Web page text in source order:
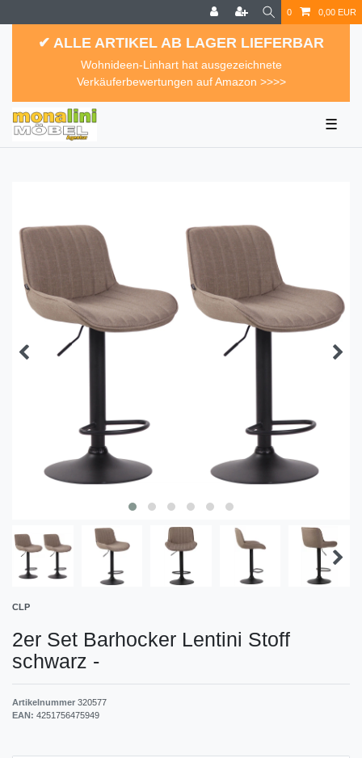
0 0,00 EUR
✔ ALLE ARTIKEL AB LAGER LIEFERBAR
Wohnideen-Linhart hat ausgezeichnete
Verkäuferbewertungen auf Amazon >>>>
☰
CLP
2er Set Barhocker Lentini Stoff
schwarz -
Artikelnummer 320577
EAN: 4251756475949